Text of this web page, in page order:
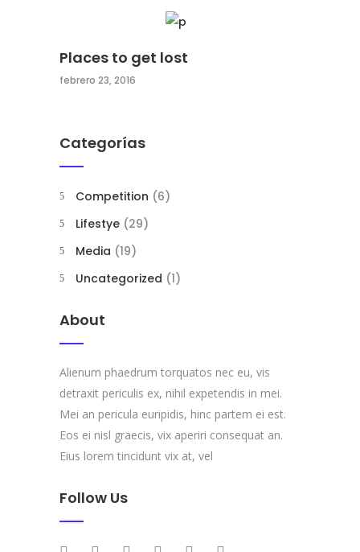
Places to get lost
febrero 23, 2016
Categorías
Competition (6)
Lifestye (29)
Media (19)
Uncategorized (1)
About
Alienum phaedrum torquatos nec eu, vis
detraxit periculis ex, nihil expetendis in mei.
Mei an pericula euripidis, hinc partem ei est.
Eos ei nisl graecis, vix aperiri consequat an.
Eius lorem tincidunt vix at, vel
Follow Us